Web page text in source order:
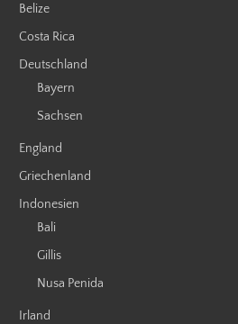
Belize
Costa Rica
Deutschland
Bayern
Sachsen
England
Griechenland
Indonesien
Bali
Gillis
Nusa Penida
Irland